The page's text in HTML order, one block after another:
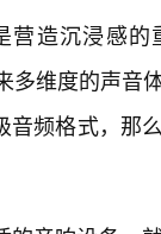
造沉浸感的
多维度的声音
频格式，那